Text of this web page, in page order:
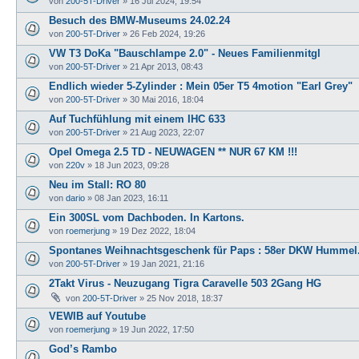
Besuch des BMW-Museums 24.02.24
von 200-5T-Driver » 26 Feb 2024, 19:26
VW T3 DoKa "Bauschlampe 2.0" - Neues Familienmitgl
von 200-5T-Driver » 21 Apr 2013, 08:43
Endlich wieder 5-Zylinder : Mein 05er T5 4motion "Earl Grey"
von 200-5T-Driver » 30 Mai 2016, 18:04
Auf Tuchfühlung mit einem IHC 633
von 200-5T-Driver » 21 Aug 2023, 22:07
Opel Omega 2.5 TD - NEUWAGEN ** NUR 67 KM !!!
von 220v » 18 Jun 2023, 09:28
Neu im Stall: RO 80
von dario » 08 Jan 2023, 16:11
Ein 300SL vom Dachboden. In Kartons.
von roemerjung » 19 Dez 2022, 18:04
Spontanes Weihnachtsgeschenk für Paps : 58er DKW
von 200-5T-Driver » 19 Jan 2021, 21:16
2Takt Virus - Neuzugang Tigra Caravelle 503 2Gang HG
von 200-5T-Driver » 25 Nov 2018, 18:37
VEWIB auf Youtube
von roemerjung » 19 Jun 2022, 17:50
God’s Rambo